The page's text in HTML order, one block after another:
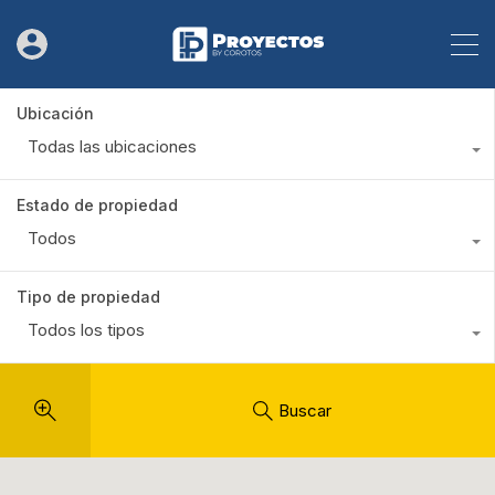
Ubicación
Todas las ubicaciones
Estado de propiedad
Todos
Tipo de propiedad
Todos los tipos
Buscar